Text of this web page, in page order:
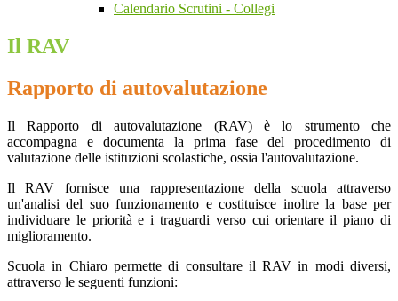
Calendario Scrutini - Collegi
Il RAV
Rapporto di autovalutazione
Il Rapporto di autovalutazione (RAV) è lo strumento che
accompagna e documenta la prima fase del procedimento di
valutazione delle istituzioni scolastiche, ossia l'autovalutazione.
Il RAV fornisce una rappresentazione della scuola attraverso
un'analisi del suo funzionamento e costituisce inoltre la base per
individuare le priorità e i traguardi verso cui orientare il piano di
miglioramento.
Scuola in Chiaro permette di consultare il RAV in modi diversi,
attraverso le seguenti funzioni: